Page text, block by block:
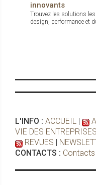
innovants
Trouvez les solutions
design, performance et
L'INFO : ACCUEIL |
VIE DES ENTREPRISES
REVUES |
CONTACTS : Contacts